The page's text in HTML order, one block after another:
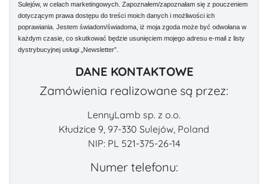
Sulejów, w celach marketingowych. Zapoznałem/zapoznałam się z pouczeniem
dotyczącym prawa dostępu do treści moich danych i możliwości ich
poprawiania. Jestem świadom/świadoma, iż moja zgoda może być odwołana w
każdym czasie, co skutkować będzie usunięciem mojego adresu e-mail z listy
dystrybucyjnej usługi „Newsletter”.
DANE KONTAKTOWE
Zamówienia realizowane są przez:
LennyLamb sp. z o.o.
Kłudzice 9, 97-330 Sulejów, Poland
NIP: PL 521-375-26-14
Numer telefonu: